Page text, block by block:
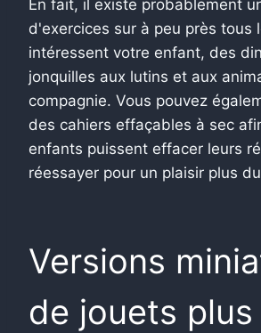
En fait, il existe probablement
d'exercices sur à peu près tous
intéressent votre enfant, des
jonquilles aux lutins et aux
compagnie. Vous pouvez
des cahiers effaçables à sec
enfants puissent effacer leurs
réessayer pour un plaisir plus
Versions
de jouets plus